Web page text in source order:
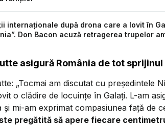
internaționale după drona care a lovit în
Don Bacon acuză retragerea trupelor
asigură România de tot
„Tocmai am discutat cu președintele
o clădire de locuințe în Galați. L-am
și mi-am exprimat compasiunea față de
pregătită să apere fiecare